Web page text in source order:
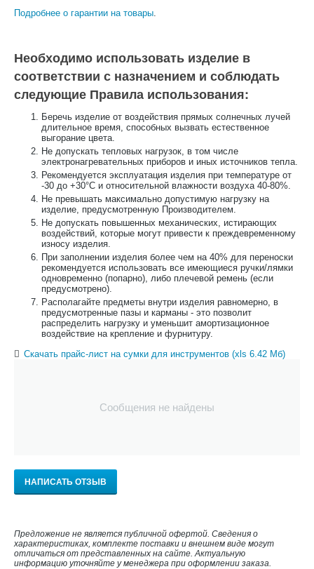
Подробнее о гарантии на товары.
Необходимо использовать изделие в
соответствии с назначением и соблюдать
следующие Правила использования:
Беречь изделие от воздействия прямых солнечных лучей
длительное время, способных вызвать естественное
выгорание цвета.
Не допускать тепловых нагрузок, в том числе
электронагревательных приборов и иных источников тепла.
Рекомендуется эксплуатация изделия при температуре от
-30 до +30°С и относительной влажности воздуха 40-80%.
Не превышать максимально допустимую нагрузку на
изделие, предусмотренную Производителем.
Не допускать повышенных механических, истирающих
воздействий, которые могут привести к преждевременному
износу изделия.
При заполнении изделия более чем на 40% для переноски
рекомендуется использовать все имеющиеся ручки/лямки
одновременно (попарно), либо плечевой ремень (если
предусмотрено).
Располагайте предметы внутри изделия равномерно, в
предусмотренные пазы и карманы - это позволит
распределить нагрузку и уменьшит амортизационное
воздействие на крепление и фурнитуру.
Скачать прайс-лист на сумки для инструментов (xls 6.42 Мб)
Сообщения не найдены
НАПИСАТЬ ОТЗЫВ
Предложение не является публичной офертой. Сведения о
характеристиках, комплекте поставки и внешнем виде могут
отличаться от представленных на сайте. Актуальную
информацию уточняйте у менеджера при оформлении заказа.